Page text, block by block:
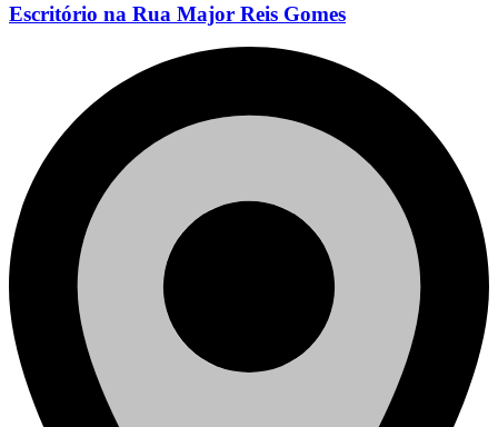
Escritório na Rua Major Reis Gomes